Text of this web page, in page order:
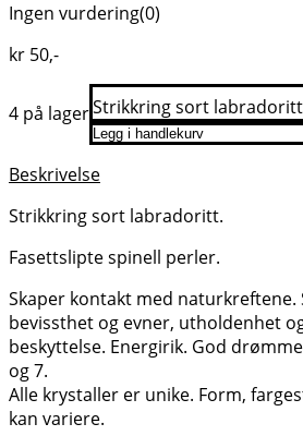
Ingen vurdering(0)
kr 50,-
4 på lagerStrikkring sort
Legg i handlekurv
Beskrivelse
Strikkring sort labradoritt.
Fasettslipte spinell perler.
Skaper kontakt med
bevissthet og evner, utholdenhet
beskyttelse. Energirik. God
og 7.
Alle krystaller er unike. Form,
kan variere.